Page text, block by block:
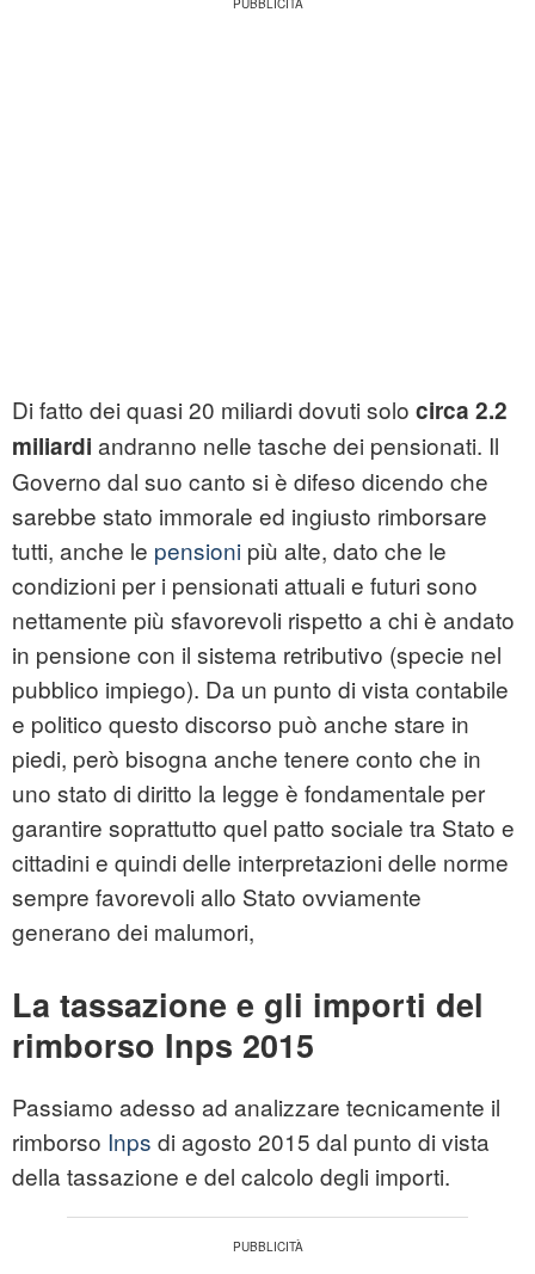
Di fatto dei quasi 20 miliardi dovuti solo circa 2.2
miliardi andranno nelle tasche dei pensionati. Il
Governo dal suo canto si è difeso dicendo che
sarebbe stato immorale ed ingiusto rimborsare
tutti, anche le pensioni più alte, dato che le
condizioni per i pensionati attuali e futuri sono
nettamente più sfavorevoli rispetto a chi è andato
in pensione con il sistema retributivo (specie nel
pubblico impiego). Da un punto di vista contabile
e politico questo discorso può anche stare in
piedi, però bisogna anche tenere conto che in
uno stato di diritto la legge è fondamentale per
garantire soprattutto quel patto sociale tra Stato e
cittadini e quindi delle interpretazioni delle norme
sempre favorevoli allo Stato ovviamente
generano dei malumori,
La tassazione e gli importi del
rimborso Inps 2015
Passiamo adesso ad analizzare tecnicamente il
rimborso Inps di agosto 2015 dal punto di vista
della tassazione e del calcolo degli importi.